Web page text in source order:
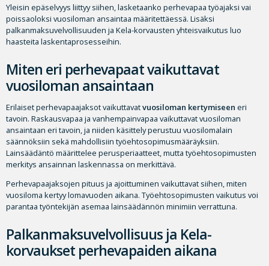
Yleisin epäselvyys liittyy siihen, lasketaanko perhevapaa työajaksi vai
poissaoloksi vuosiloman ansaintaa määritettäessä. Lisäksi
palkanmaksuvelvollisuuden ja Kela-korvausten yhteisvaikutus luo
haasteita laskentaprosesseihin.
Miten eri perhevapaat vaikuttavat
vuosiloman ansaintaan
Erilaiset perhevapaajaksot vaikuttavatvuosiloman kertymiseen eri
tavoin. Raskausvapaa ja vanhempainvapaa vaikuttavat vuosiloman
ansaintaan eri tavoin, ja niiden käsittely perustuu vuosilomalain
säännöksiin sekä mahdollisiin työehtosopimusmääräyksiin.
Lainsäädäntö määrittelee perusperiaatteet, mutta työehtosopimusten
merkitys ansainnan laskennassa on merkittävä.
Perhevapaajaksojen pituus ja ajoittuminen vaikuttavat siihen, miten
vuosiloma kertyy lomavuoden aikana. Työehtosopimusten vaikutus voi
parantaa työntekijän asemaa lainsäädännön minimiin verrattuna.
Palkanmaksuvelvollisuus ja Kela-
korvaukset perhevapaiden aikana